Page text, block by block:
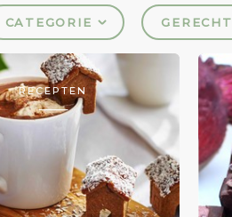
CATEGORIE GERECHT
RECEPTEN